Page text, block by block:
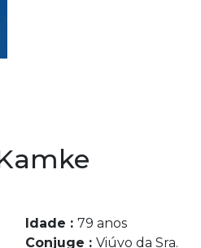
Idade : 79 anos
Conjuge : Viúvo da Sra.